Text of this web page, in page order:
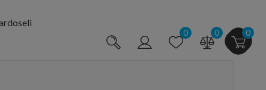
0 0 0